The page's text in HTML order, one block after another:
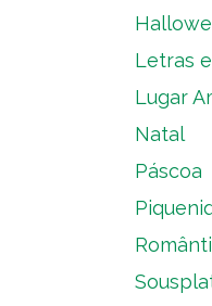
Letras
Lugar
Natal
Páscoa